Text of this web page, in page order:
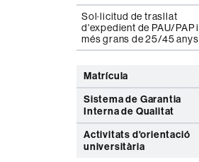
Sol·licitud de trasllat
d'expedient de PAU/PAP i
més grans de 25/45 anys
Matrícula
Sistema de Garantia
Interna de Qualitat
Activitats d'orientació
universitària